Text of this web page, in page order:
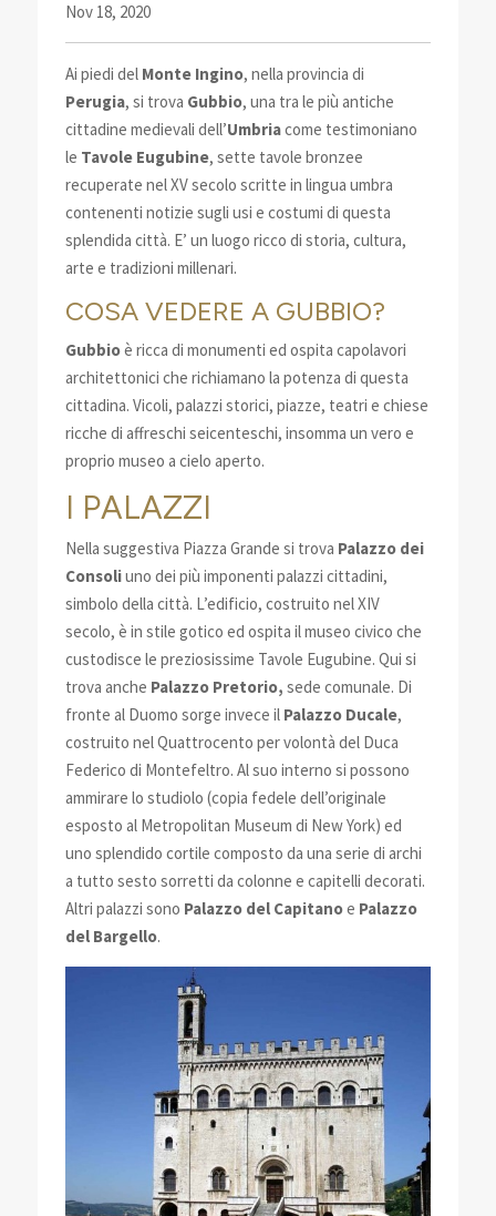
Nov 18, 2020
Ai piedi del Monte Ingino, nella provincia di
Perugia, si trova Gubbio, una tra le più antiche
cittadine medievali dell’Umbriacome testimoniano
le Tavole Eugubine, sette tavole bronzee
recuperate nel XV secolo scritte in lingua umbra
contenenti notizie sugli usi e costumi di questa
splendida città. E’ un luogo ricco di storia, cultura,
arte e tradizioni millenari.
COSA VEDERE A GUBBIO?
Gubbioè ricca di monumenti ed ospita capolavori
architettonici che richiamano la potenza di questa
cittadina. Vicoli, palazzi storici, piazze, teatri e chiese
ricche di affreschi seicenteschi, insomma un vero e
proprio museo a cielo aperto.
I PALAZZI
Nella suggestiva Piazza Grande si trova Palazzo dei
Consoliuno dei più imponenti palazzi cittadini,
simbolo della città. L’edificio, costruito nel XIV
secolo, è in stile gotico ed ospita il museo civico che
custodisce le preziosissime Tavole Eugubine. Qui si
trova anche Palazzo Pretorio, sede comunale. Di
fronte al Duomo sorge invece il Palazzo Ducale,
costruito nel Quattrocento per volontà del Duca
Federico di Montefeltro. Al suo interno si possono
ammirare lo studiolo (copia fedele dell’originale
esposto al Metropolitan Museum di New York) ed
uno splendido cortile composto da una serie di archi
a tutto sesto sorretti da colonne e capitelli decorati.
Altri palazzi sono Palazzo del Capitanoe Palazzo
del Bargello.